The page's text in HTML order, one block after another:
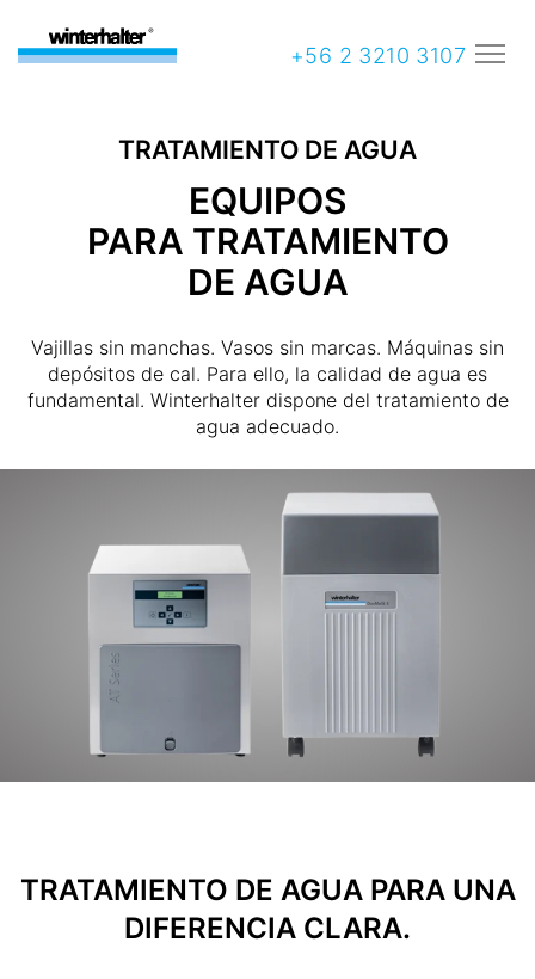
+56 2 3210 3107
TRATAMIENTO DE AGUA
EQUIPOS
PARA TRATAMIENTO
DE AGUA
Vajillas sin manchas. Vasos sin marcas. Máquinas sin
depósitos de cal. Para ello, la calidad de agua es
fundamental. Winterhalter dispone del tratamiento de
agua adecuado.
TRATAMIENTO DE AGUA PARA UNA
DIFERENCIA CLARA.